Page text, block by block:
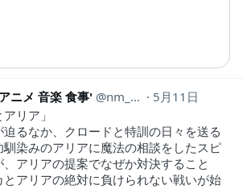
ニメ 音楽 食事' nm_hh440
5月11日
リア」
るなか、クロードと特訓の日々を送る
馴染みのアリアに魔法の相談をしたスピ
、アリアの提案でなぜか対決すること
とアリアの絶対に負けられない戦いが始